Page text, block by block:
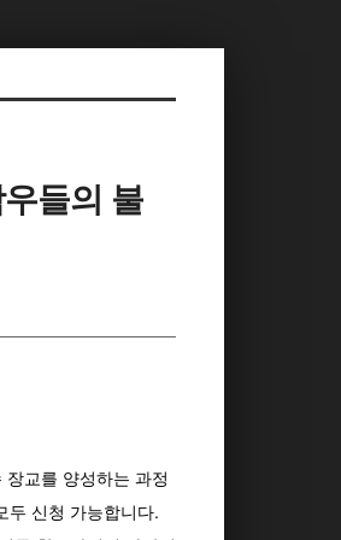
들의 불
교를 양성하는 과정
두 신청 가능합니다.